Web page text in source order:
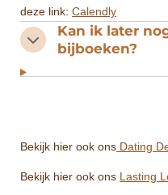
deze link: Calendly
Kan ik later
bijboeken?
Bekijk hier ook ons Dating
Bekijk hier ook ons Lasting